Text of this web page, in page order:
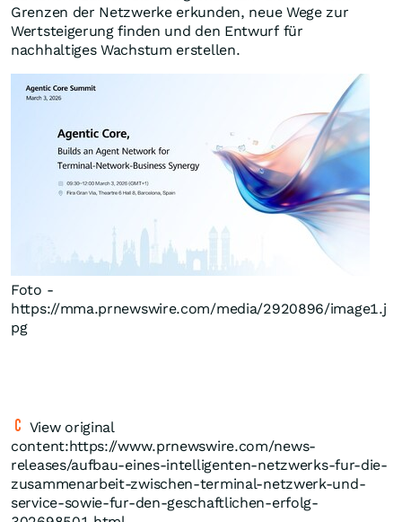
Grenzen der Netzwerke erkunden, neue Wege zur
Wertsteigerung finden und den Entwurf für
nachhaltiges Wachstum erstellen.
Foto -
https://mma.prnewswire.com/media/2920896/image1.j
pg
View original
content:https://www.prnewswire.com/news-
releases/aufbau-eines-intelligenten-netzwerks-fur-die-
zusammenarbeit-zwischen-terminal-netzwerk-und-
service-sowie-fur-den-geschaftlichen-erfolg-